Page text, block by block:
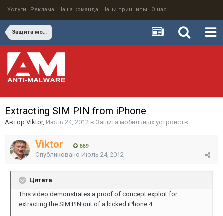
Услуги Реклама Наша команда Наши принципы О нас
Защита мобильных устройств
Extracting SIM PIN from iPhone
Автор Viktor, Июль 24, 2012 в Защита мобильных устройств
Viktor 669
Опубликовано Июль 24, 2012
Цитата
This video demonstrates a proof of concept exploit for
extracting the SIM PIN out of a locked iPhone 4.